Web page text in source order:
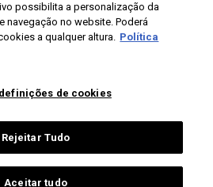
possibilita a personalização da
navegação no website. Poderá
a qualquer altura. Política
de cookies
Rejeitar Tudo
Aceitar tudo